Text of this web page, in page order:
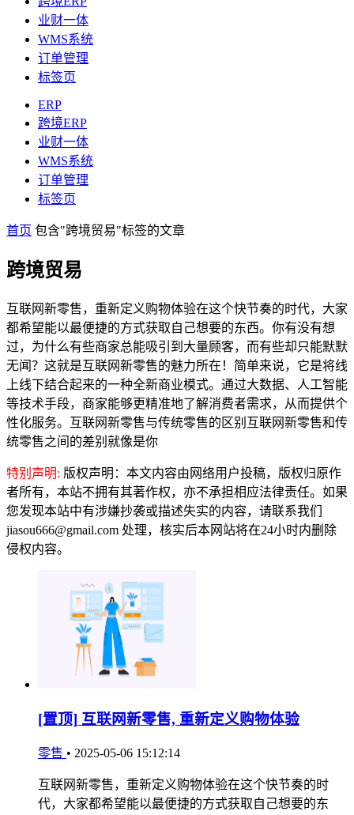
业财一体
WMS系统
订单管理
标签页
ERP
跨境ERP
业财一体
WMS系统
订单管理
标签页
首页 包含"跨境贸易"标签的文章
跨境贸易
互联网新零售，重新定义购物体验在这个快节奏的时代，大家
都希望能以最便捷的方式获取自己想要的东西。你有没有想
过，为什么有些商家总能吸引到大量顾客，而有些却只能默默
无闻？这就是互联网新零售的魅力所在！简单来说，它是将线
上线下结合起来的一种全新商业模式。通过大数据、人工智能
等技术手段，商家能够更精准地了解消费者需求，从而提供个
性化服务。互联网新零售与传统零售的区别互联网新零售和传
统零售之间的差别就像是你
特别声明: 版权声明：本文内容由网络用户投稿，版权归原作
者所有，本站不拥有其著作权，亦不承担相应法律责任。如果
您发现本站中有涉嫌抄袭或描述失实的内容，请联系我们
jiasou666@gmail.com 处理，核实后本网站将在24小时内删除
侵权内容。
[置顶] 互联网新零售, 重新定义购物体验
零售 • 2025-05-06 15:12:14
互联网新零售，重新定义购物体验在这个快节奏的时
代，大家都希望能以最便捷的方式获取自己想要的东